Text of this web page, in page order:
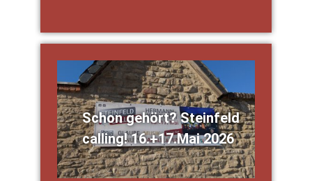
Schon gehört? Stein­feld
cal­ling! 16.+17.Mai 2026